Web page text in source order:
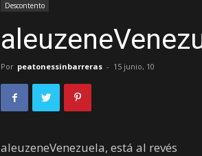
Descontento
Por peatonessinbarreras - 15 junio, 10
aleuzeneVenezuela, está al revés